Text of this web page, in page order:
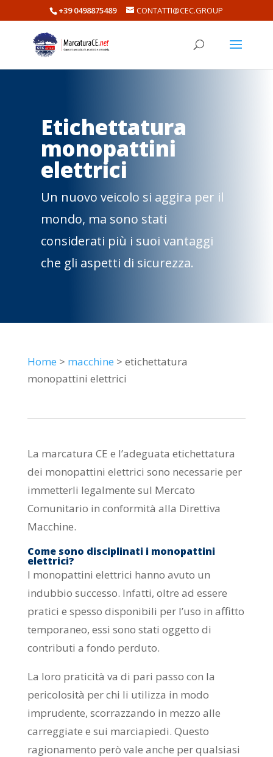
+39 0498875489 CONTATTI@CEC.GROUP
Etichettatura
monopattini
elettrici
Un nuovo veicolo si aggira per il
mondo, ma sono stati
considerati più i suoi vantaggi
che gli aspetti di sicurezza.
Home > macchine > etichettatura
monopattini elettrici
La marcatura CE e l’adeguata etichettatura
dei monopattini elettrici sono necessarie per
immetterli legalmente sul Mercato
Comunitario in conformità alla Direttiva
Macchine.
Come sono disciplinati i monopattini
elettrici?
I monopattini elettrici hanno avuto un
indubbio successo. Infatti, oltre ad essere
pratici e spesso disponibili per l’uso in affitto
temporaneo, essi sono stati oggetto di
contributi a fondo perduto.
La loro praticità va di pari passo con la
pericolosità per chi li utilizza in modo
imprudente, scorrazzando in mezzo alle
carreggiate e sui marciapiedi. Questo
ragionamento però vale anche per qualsiasi